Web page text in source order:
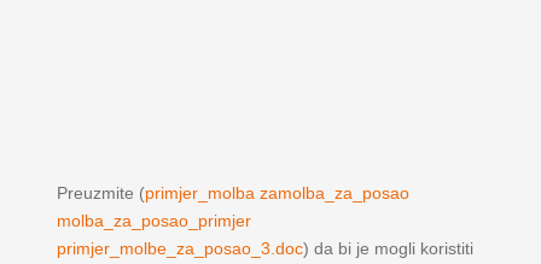
Preuzmite (primjer_molba zamolba_za_posao
molba_za_posao_primjer
primjer_molbe_za_posao_3.doc) da bi je mogli koristiti